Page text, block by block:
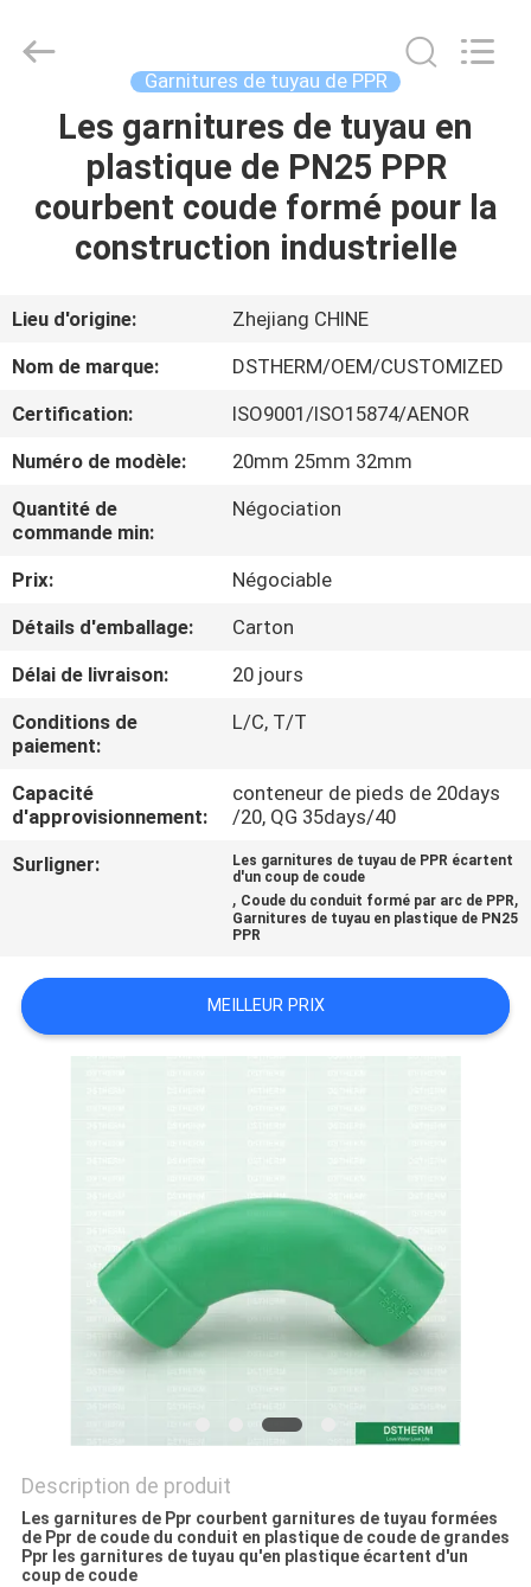
ACCUEIL
PRODUITS
PROPOS
DE
NOUS
VISITE
DE
CONTRÔLE
QUALITÉ
CONTACTEZ-
NOUS
NOUVELLES
AFFAIRES
MATIÈRE
PROTECTION
VIE
PRIVÉE
DSTHERM
INDUSTRIAL
Garnitures de tuyau de PPR
Les garnitures de tuyau en
plastique de PN25 PPR
courbent coude formé pour la
construction industrielle
Lieu d'origine:
Zhejiang CHINE
Nom de marque:
DSTHERM/OEM/CUSTOMIZED
Certification:
ISO9001/ISO15874/AENOR
Numéro de modèle:
20mm 25mm 32mm
Quantité de
commande min:
Négociation
Prix:
Négociable
Détails d'emballage:
Carton
Délai de livraison:
20 jours
Conditions de
paiement:
L/C, T/T
Capacité
d'approvisionnement:
conteneur de pieds de 20days
/20, QG 35days/40
Surligner:
Les garnitures de tuyau de PPR écartent
d'un coup de coude
, Coude du conduit formé par arc de PPR,
Garnitures de tuyau en plastique de PN25
PPR
MEILLEUR PRIX
Description de produit
Les garnitures de Ppr courbent garnitures de tuyau formées
de Ppr de coude du conduit en plastique de coude de grandes
Ppr les garnitures de tuyau qu'en plastique écartent d'un
coup de coude